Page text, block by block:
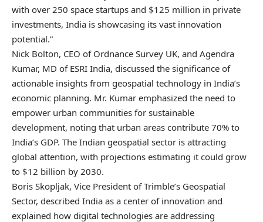
with over 250 space startups and $125 million in private
investments, India is showcasing its vast innovation
potential.”
Nick Bolton, CEO of Ordnance Survey UK, and Agendra
Kumar, MD of ESRI India, discussed the significance of
actionable insights from geospatial technology in India’s
economic planning. Mr. Kumar emphasized the need to
empower urban communities for sustainable
development, noting that urban areas contribute 70% to
India’s GDP. The Indian geospatial sector is attracting
global attention, with projections estimating it could grow
to $12 billion by 2030.
Boris Skopljak, Vice President of Trimble’s Geospatial
Sector, described India as a center of innovation and
explained how digital technologies are addressing